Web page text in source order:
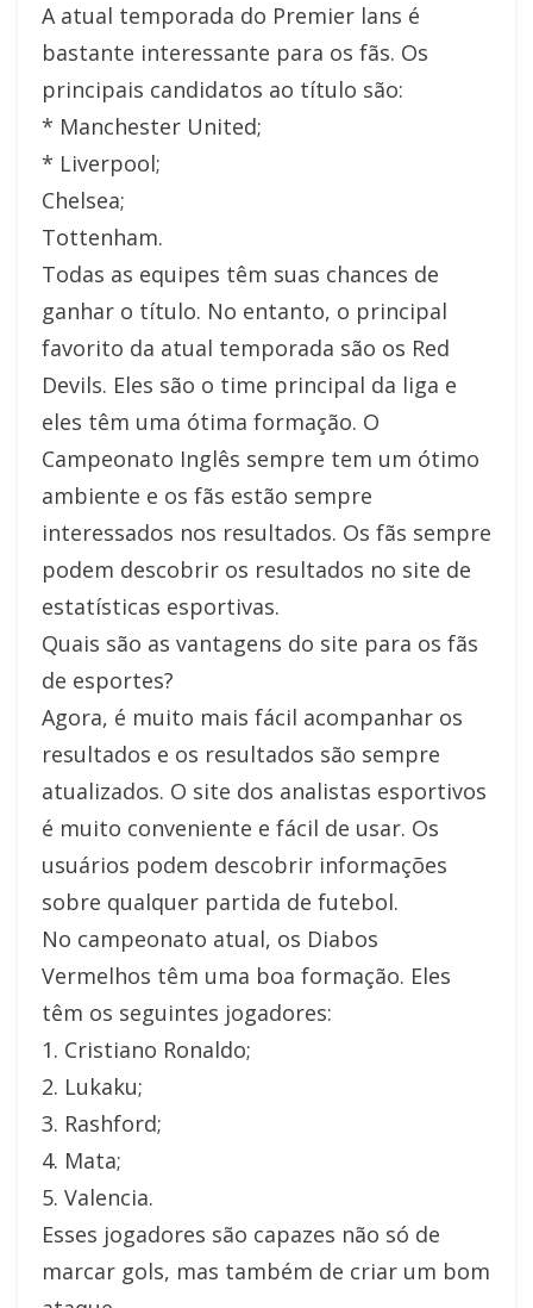
A atual temporada do Premier lans é
bastante interessante para os fãs. Os
principais candidatos ao título são:
* Manchester United;
* Liverpool;
Chelsea;
Tottenham.
Todas as equipes têm suas chances de
ganhar o título. No entanto, o principal
favorito da atual temporada são os Red
Devils. Eles são o time principal da liga e
eles têm uma ótima formação. O
Campeonato Inglês sempre tem um ótimo
ambiente e os fãs estão sempre
interessados nos resultados. Os fãs sempre
podem descobrir os resultados no site de
estatísticas esportivas.
Quais são as vantagens do site para os fãs
de esportes?
Agora, é muito mais fácil acompanhar os
resultados e os resultados são sempre
atualizados. O site dos analistas esportivos
é muito conveniente e fácil de usar. Os
usuários podem descobrir informações
sobre qualquer partida de futebol.
No campeonato atual, os Diabos
Vermelhos têm uma boa formação. Eles
têm os seguintes jogadores:
1. Cristiano Ronaldo;
2. Lukaku;
3. Rashford;
4. Mata;
5. Valencia.
Esses jogadores são capazes não só de
marcar gols, mas também de criar um bom